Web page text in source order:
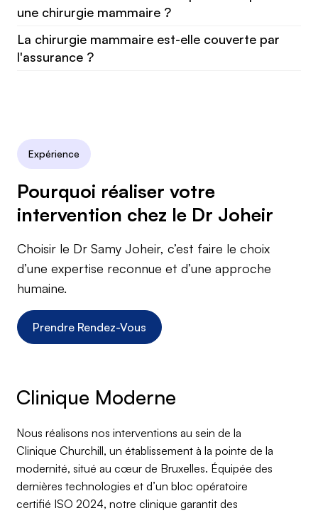
une chirurgie mammaire ?
La chirurgie mammaire est-elle couverte par
l'assurance ?
Expérience
Pourquoi réaliser votre
intervention chez le Dr Joheir
Choisir le Dr Samy Joheir, c’est faire le choix
d’une expertise reconnue et d’une approche
humaine.
Prendre Rendez-Vous
Clinique Moderne
Nous réalisons nos interventions au sein de la
Clinique Churchill, un établissement à la pointe de la
modernité, situé au cœur de Bruxelles. Équipée des
dernières technologies et d’un bloc opératoire
certifié ISO 2024, notre clinique garantit des